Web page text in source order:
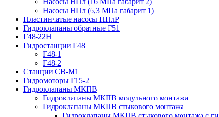
Насосы НПл (16 МПа габарит 2)
Насосы НПл (6,3 МПа габарит 1)
Пластинчатые насосы НПлР
Гидроклапаны обратные Г51
Г48-22Н
Гидростанции Г48
Г48-1
Г48-2
Станции СВ-М1
Гидромоторы Г15-2
Гидроклапаны МКПВ
Гидроклапаны МКПВ модульного монтажа
Гидроклапаны МКПВ стыкового монтажа
Гидроклапаны МКПВ стыкового монтажа с